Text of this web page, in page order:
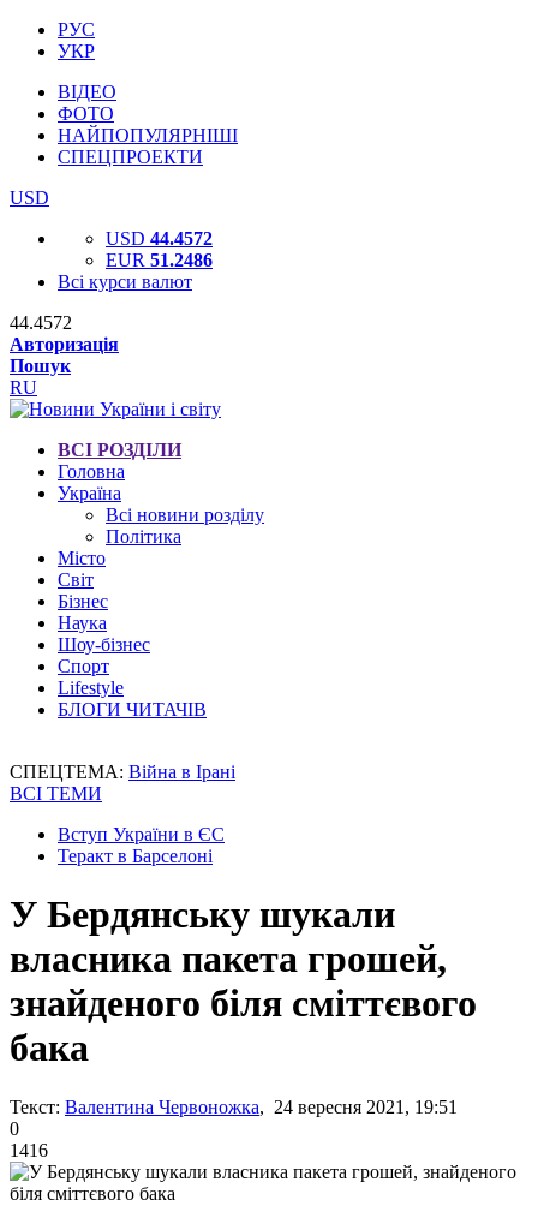
РУС
УКР
ВІДЕО
ФОТО
НАЙПОПУЛЯРНІШІ
СПЕЦПРОЕКТИ
USD
USD 44.4572
EUR 51.2486
Всі курси валют
44.4572
Авторизація
Пошук
RU
ВСІ РОЗДІЛИ
Головна
Україна
Всі новини розділу
Політика
Місто
Світ
Бізнес
Наука
Шоу-бізнес
Спорт
Lifestyle
БЛОГИ ЧИТАЧІВ
СПЕЦТЕМА: Війна в Ірані
ВСІ ТЕМИ
Вступ України в ЄС
Теракт в Барселоні
У Бердянську шукали
власника пакета грошей,
знайденого біля сміттєвого
бака
Текст: Валентина Червоножка, 24 вересня 2021, 19:51
0
1416